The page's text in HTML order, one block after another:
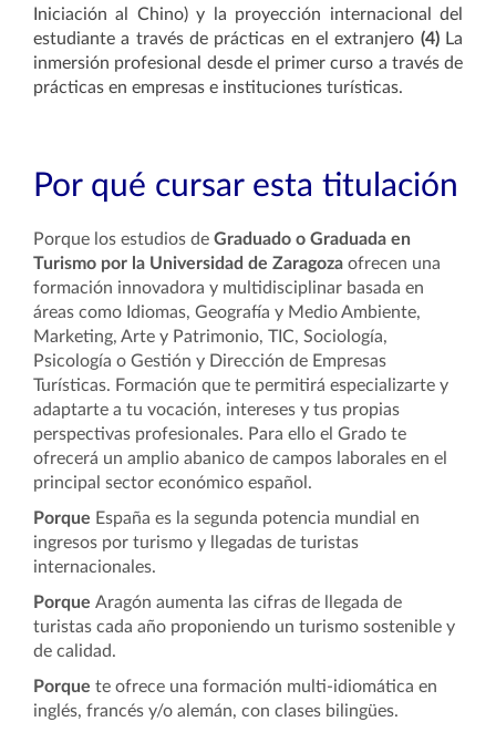
Iniciación al Chino) y la proyección internacional del
estudiante a través de prácticas en el extranjero (4) La
inmersión profesional desde el primer curso a través de
prácticas en empresas e instituciones turísticas.
Por qué cursar esta titulación
Porque los estudios de Graduado o Graduada en
Turismo por la Universidad de Zaragoza ofrecen una
formación innovadora y multidisciplinar basada en
áreas como Idiomas, Geografía y Medio Ambiente,
Marketing, Arte y Patrimonio, TIC, Sociología,
Psicología o Gestión y Dirección de Empresas
Turísticas. Formación que te permitirá especializarte y
adaptarte a tu vocación, intereses y tus propias
perspectivas profesionales. Para ello el Grado te
ofrecerá un amplio abanico de campos laborales en el
principal sector económico español.
Porque España es la segunda potencia mundial en
ingresos por turismo y llegadas de turistas
internacionales.
Porque Aragón aumenta las cifras de llegada de
turistas cada año proponiendo un turismo sostenible y
de calidad.
Porque te ofrece una formación multi-idiomática en
inglés, francés y/o alemán, con clases bilingües.